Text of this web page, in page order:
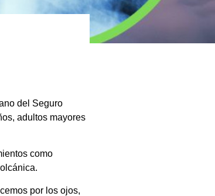
del Seguro
adultos mayores
como
por los ojos,